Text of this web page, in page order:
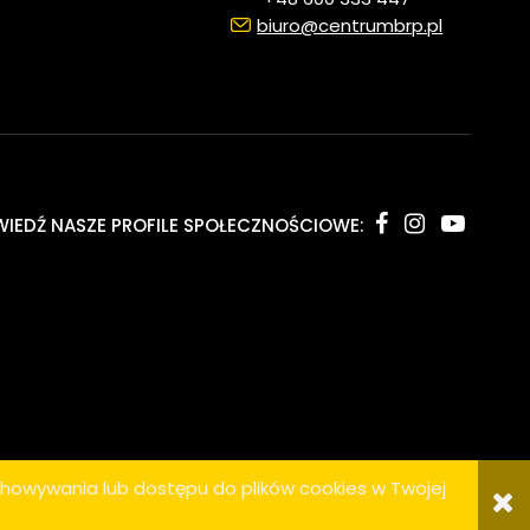
lub dostępu do plików cookies w Twojej
biuro@centrumbrp.pl
NASZE PROFILE SPOŁECZNOŚCIOWE:
SKLEP INTERNETOWY SHOPER.PL